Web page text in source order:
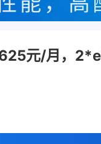
625元/月，